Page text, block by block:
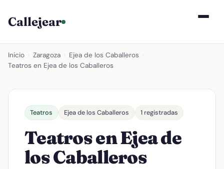
Callejear
Inicio Zaragoza Ejea de los Caballeros
Teatros en Ejea de los Caballeros
Teatros Ejea de los Caballeros 1 registradas
Teatros en Ejea de
los Caballeros